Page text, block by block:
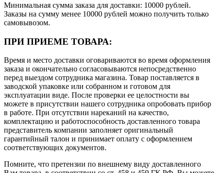
Минимальная сумма заказа для доставки: 10000 рублей.
Заказы на сумму менее 10000 рублей можно получить только
самовывозом.
ПРИ ПРИЕМЕ ТОВАРА:
Время и место доставки оговариваются во время оформления
заказа и окончательно согласовываются непосредственно
перед выездом сотрудника магазина. Товар поставляется в
заводской упаковке или собранном и готовом для
эксплуатации виде. После проверки ее целостности вы
можете в присутствии нашего сотрудника опробовать прибор
в работе. При отсутствии нареканий на качество,
комплектацию и работоспособность доставленного товара
представитель компании заполняет оригинальный
гарантийный талон и принимает оплату с оформлением
соответствующих документов.
Помните, что претензии по внешнему виду доставленного